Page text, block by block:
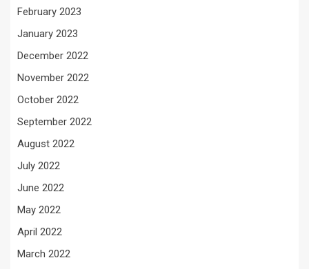
February 2023
January 2023
December 2022
November 2022
October 2022
September 2022
August 2022
July 2022
June 2022
May 2022
April 2022
March 2022